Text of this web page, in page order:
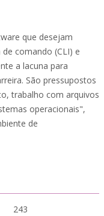
que desejam
comando (CLI) e
a lacuna para
São pressupostos
trabalho com arquivos
operacionais",
de
243